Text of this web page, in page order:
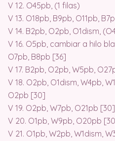
V 12. O45pb, (1 filas)
V 13. O18pb, B9pb, O11pb,
V 14. B2pb, O2pb, O1dism,
V 16. O5pb, cambiar a hilo
O7pb, B8pb [36]
V 17. B2pb, O2pb, W5pb,
V 18. O2pb, O1dism, W4pb,
O2pb [30]
V 19. O2pb, W7pb, O21pb [30]
V 20. O1pb, W9pb, O20pb
V 21. O1pb, W2pb, W1dism,